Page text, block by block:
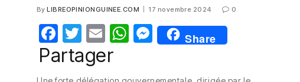
By LIBREOPINIONGUINEE.COM 17 novembre 2024 0
F
a
T
w
itt
E
m
W M
e
Share
Partager